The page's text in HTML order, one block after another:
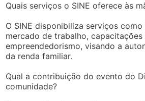
Quais serviços o SINE oferece às
O SINE disponibiliza serviços como
mercado de trabalho, capacitações
empreendedorismo, visando a
da renda familiar.
Qual a contribuição do evento do
comunidade?